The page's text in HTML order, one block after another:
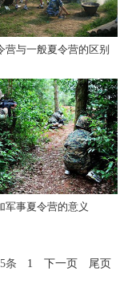
营与一般夏令营的区别
军事夏令营的意义
条 1 下一页 尾页